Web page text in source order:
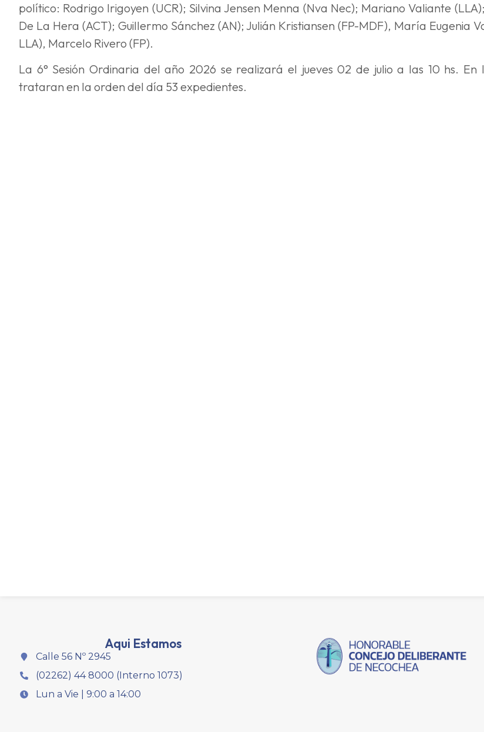
político: Rodrigo Irigoyen (UCR); Silvina Jensen Menna (Nva Nec); Mariano Valiante
De La Hera (ACT); Guillermo Sánchez (AN); Julián Kristiansen (FP-MDF), María Eugenia
LLA), Marcelo Rivero (FP).
La 6° Sesión Ordinaria del año 2026 se realizará el jueves 02 de julio a las 10 hs. En
trataran en la orden del día 53 expedientes.
Aqui Estamos
Calle 56 Nº 2945
(02262) 44 8000 (Interno 1073)
Lun a Vie | 9:00 a 14:00